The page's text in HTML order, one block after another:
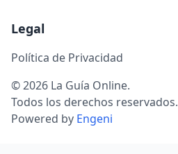
Legal
Política de Privacidad
© 2026 La Guía Online.
Todos los derechos reservados.
Powered by Engeni